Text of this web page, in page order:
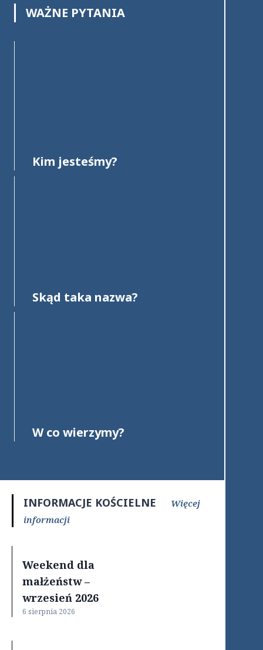
WAŻNE PYTANIA
Kim jesteśmy?
Skąd taka nazwa?
W co wierzymy?
INFORMACJE KOŚCIELNE
Więcej
informacji
Weekend dla
małżeństw –
wrzesień 2026
6 sierpnia 2026